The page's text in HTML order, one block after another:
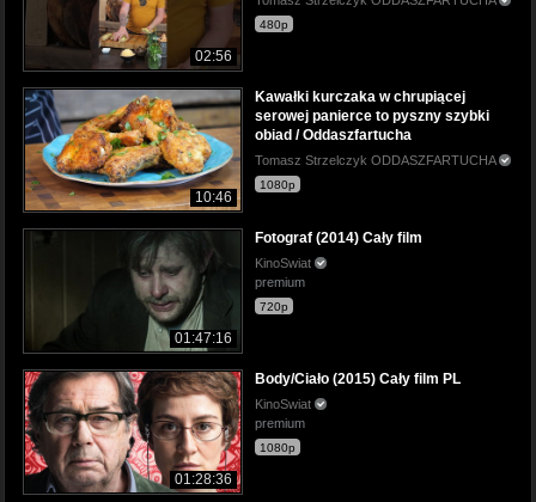
02:56
480p
10:46
Kawałki kurczaka w chrupiącej
serowej panierce to pyszny szybki
obiad / Oddaszfartucha
Tomasz Strzelczyk ODDASZFARTUCHA
1080p
01:47:16
Fotograf (2014) Cały film
KinoSwiat
premium
720p
01:28:36
Body/Ciało (2015) Cały film PL
KinoSwiat
premium
1080p